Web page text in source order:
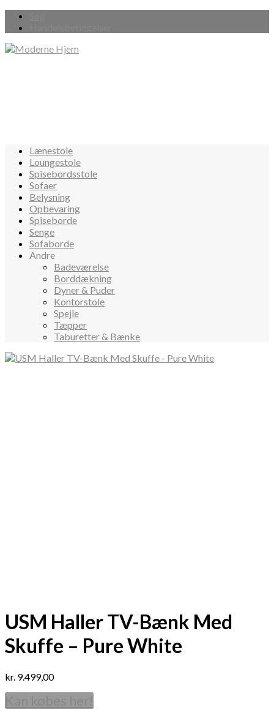
Lænestole
Loungestole
Spisebordsstole
Sofaer
Belysning
Opbevaring
Spiseborde
Senge
Sofaborde
Andre
Badeværelse
Borddækning
Dyner & Puder
Kontorstole
Spejle
Tæpper
Taburetter & Bænke
USM Haller TV-Bænk Med
Skuffe – Pure White
kr. 9.499,00